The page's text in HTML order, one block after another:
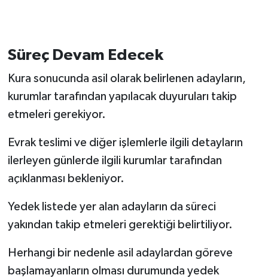
Süreç Devam Edecek
Kura sonucunda asil olarak belirlenen adayların,
kurumlar tarafından yapılacak duyuruları takip
etmeleri gerekiyor.
Evrak teslimi ve diğer işlemlerle ilgili detayların
ilerleyen günlerde ilgili kurumlar tarafından
açıklanması bekleniyor.
Yedek listede yer alan adayların da süreci
yakından takip etmeleri gerektiği belirtiliyor.
Herhangi bir nedenle asil adaylardan göreve
başlamayanların olması durumunda yedek